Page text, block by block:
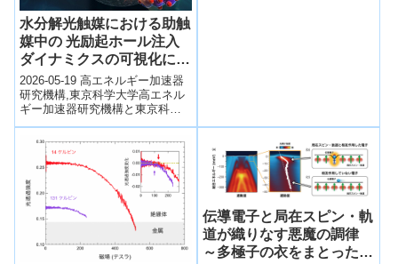
水分解光触媒における助触
媒中の 光励起ホール注入
ダイナミクスの可視化に成
功 〜共ドープが下ろす
『かんぬき』が助触媒に渡
ったホールの寿命を約16
倍に〜
2026-05-19 高エネルギー加速器
研究機構,東京科学大学高エネル
ギー加速器研究機構と東京科学
大学の共同研究チームは、水分
解光触媒における半導体から助
触媒へ...
伝導電子と局在スピン・軌
道が織りなす悪魔の調律
～多極子の衣をまとった電